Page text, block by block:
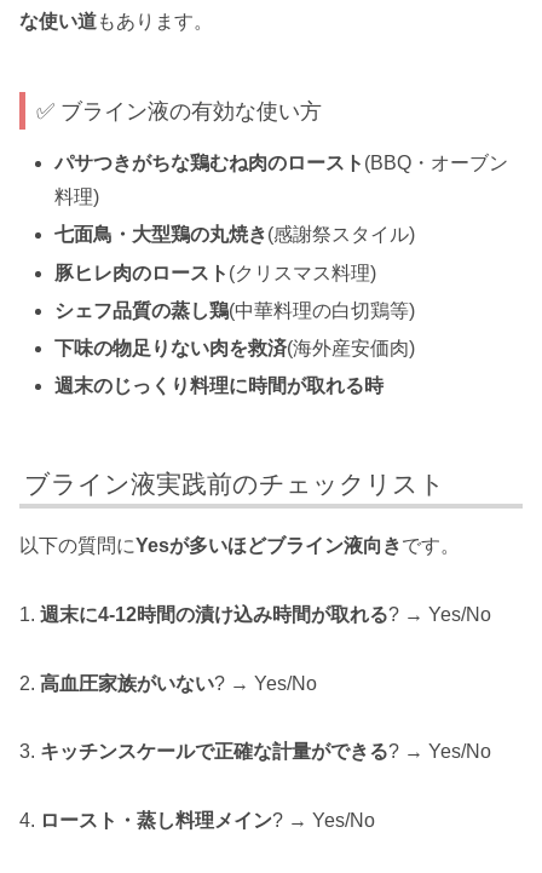
な使い道もあります。
✅ ブライン液の有効な使い方
パサつきがちな鶏むね肉のロースト (BBQ・オーブン
料理)
七面鳥・大型鶏の丸焼き(感謝祭スタイル)
豚ヒレ肉のロースト (クリスマス料理)
シェフ品質の蒸し鶏(中華料理の白切鶏等)
下味の物足りない肉を救済(海外産安価肉)
週末のじっくり料理に時間が取れる時
ブライン液実践前のチェックリスト
以下の質問にYesが多いほどブライン液向きです。
1. 週末に4-12時間の漬け込み時間が取れる? → Yes/No
2. 高血圧家族がいない? → Yes/No
3. キッチンスケールで正確な計量ができる? → Yes/No
4. ロースト・蒸し料理メイン? → Yes/No